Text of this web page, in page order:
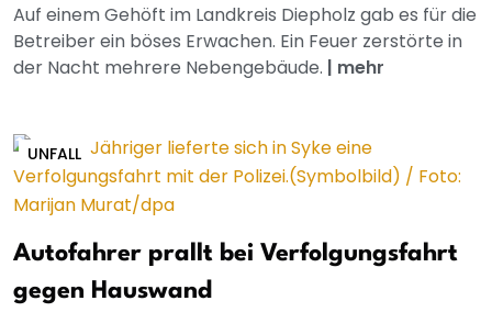
Auf einem Gehöft im Landkreis Diepholz gab es für die
Betreiber ein böses Erwachen. Ein Feuer zerstörte in
der Nacht mehrere Nebengebäude. | mehr
UNFALL
Autofahrer prallt bei Verfolgungsfahrt
gegen Hauswand